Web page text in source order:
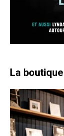
La boutique